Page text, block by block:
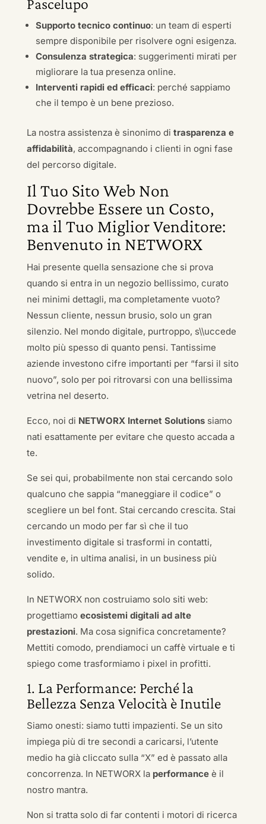
Pascelupo
Supporto tecnico continuo: un team di esperti
sempre disponibile per risolvere ogni esigenza.
Consulenza strategica: suggerimenti mirati per
migliorare la tua presenza online.
Interventi rapidi ed efficaci: perché sappiamo
che il tempo è un bene prezioso.
La nostra assistenza è sinonimo di trasparenza e
affidabilità, accompagnando i clienti in ogni fase
del percorso digitale.
Il Tuo Sito Web Non
Dovrebbe Essere un Costo,
ma il Tuo Miglior Venditore:
Benvenuto in NETWORX
Hai presente quella sensazione che si prova
quando si entra in un negozio bellissimo, curato
nei minimi dettagli, ma completamente vuoto?
Nessun cliente, nessun brusio, solo un gran
silenzio. Nel mondo digitale, purtroppo, s\\uccede
molto più spesso di quanto pensi. Tantissime
aziende investono cifre importanti per “farsi il sito
nuovo”, solo per poi ritrovarsi con una bellissima
vetrina nel deserto.
Ecco, noi di NETWORX Internet Solutionssiamo
nati esattamente per evitare che questo accada a
te.
Se sei qui, probabilmente non stai cercando solo
qualcuno che sappia “maneggiare il codice” o
scegliere un bel font. Stai cercando crescita. Stai
cercando un modo per far sì che il tuo
investimento digitale si trasformi in contatti,
vendite e, in ultima analisi, in un business più
solido.
In NETWORX non costruiamo solo siti web:
progettiamo ecosistemi digitali ad alte
prestazioni. Ma cosa significa concretamente?
Mettiti comodo, prendiamoci un caffè virtuale e ti
spiego come trasformiamo i pixel in profitti.
1. La Performance: Perché la
Bellezza Senza Velocità è Inutile
Siamo onesti: siamo tutti impazienti. Se un sito
impiega più di tre secondi a caricarsi, l’utente
medio ha già cliccato sulla “X” ed è passato alla
concorrenza. In NETWORX la performanceè il
nostro mantra.
Non si tratta solo di far contenti i motori di ricerca